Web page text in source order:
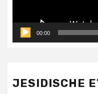
00:00
JESIDISCHE